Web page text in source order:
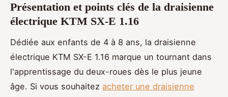
Présentation et points clés de la draisienne
électrique KTM SX-E 1.16
Dédiée aux enfants de 4 à 8 ans, la draisienne
électrique KTM SX-E 1.16 marque un tournant dans
l'apprentissage du deux-roues dès le plus jeune
âge. Si vous souhaitez acheter une draisienne